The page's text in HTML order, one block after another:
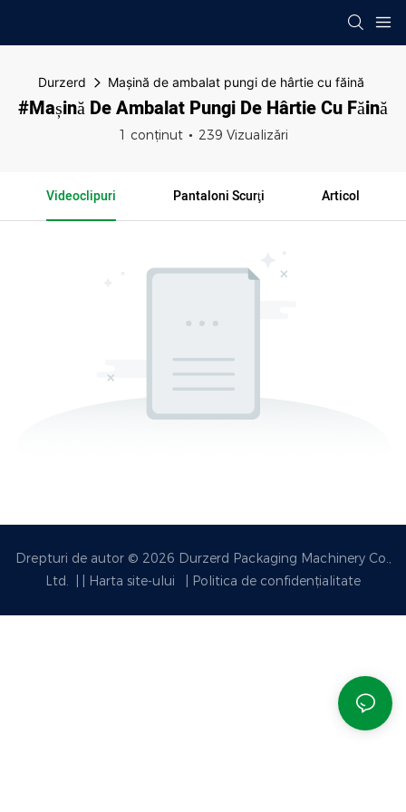
Durzerd Mașină de ambalat pungi de hârtie cu făină
#Mașină De Ambalat Pungi De Hârtie Cu Făină
1 conținut 239 Vizualizări
Videoclipuri Pantaloni Scurţi Articol
Drepturi de autor © 2026 Durzerd Packaging Machinery Co.,
Ltd.
Harta site-ului Politica de confidențialitate